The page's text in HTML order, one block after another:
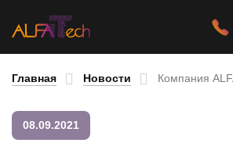
Главная Новости Компания
08.09.2021